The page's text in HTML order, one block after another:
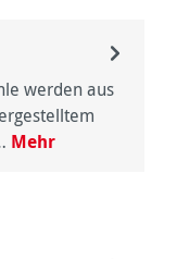
werden aus
Mehr